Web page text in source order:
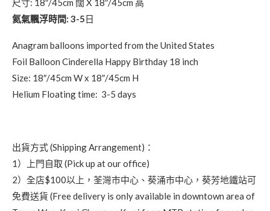
尺寸: 18″/45cm 闊 X 18″/45cm 高
氦氣飄浮時間: 3-5日
Anagram balloons imported from the United States
Foil Balloon Cinderella Happy Birthday 18 inch
Size: 18″/45cm W x 18″/45cm H
Helium Floating time: 3-5 days
出貨方式 (Shipping Arrangement)：
1）上門自取 (Pick up at our office)
2）全店$100以上，荃灣市中心、葵涌市中心，葵芳地鐵站可
免費送貨 (Free delivery is only available in downtown area of